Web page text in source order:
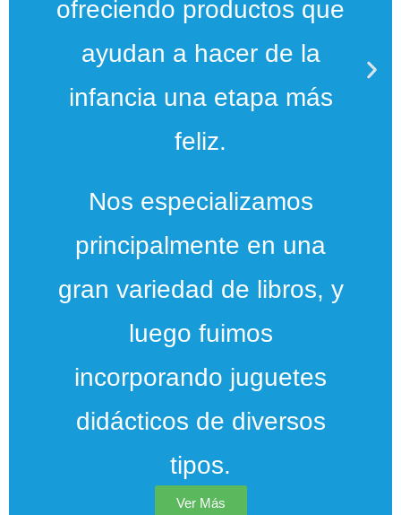
ofreciendo productos que
ayudan a hacer de la
infancia una etapa más
feliz.
Nos especializamos
principalmente en una
gran variedad de libros, y
luego fuimos
incorporando juguetes
didácticos de diversos
tipos.
Ver Más